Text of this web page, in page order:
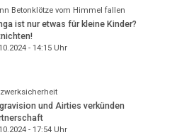
Betonklötze vom Himmel fallen
ist nur etwas für kleine Kinder?
- 14:15Uhr
und Airties verkünden
- 17:54Uhr